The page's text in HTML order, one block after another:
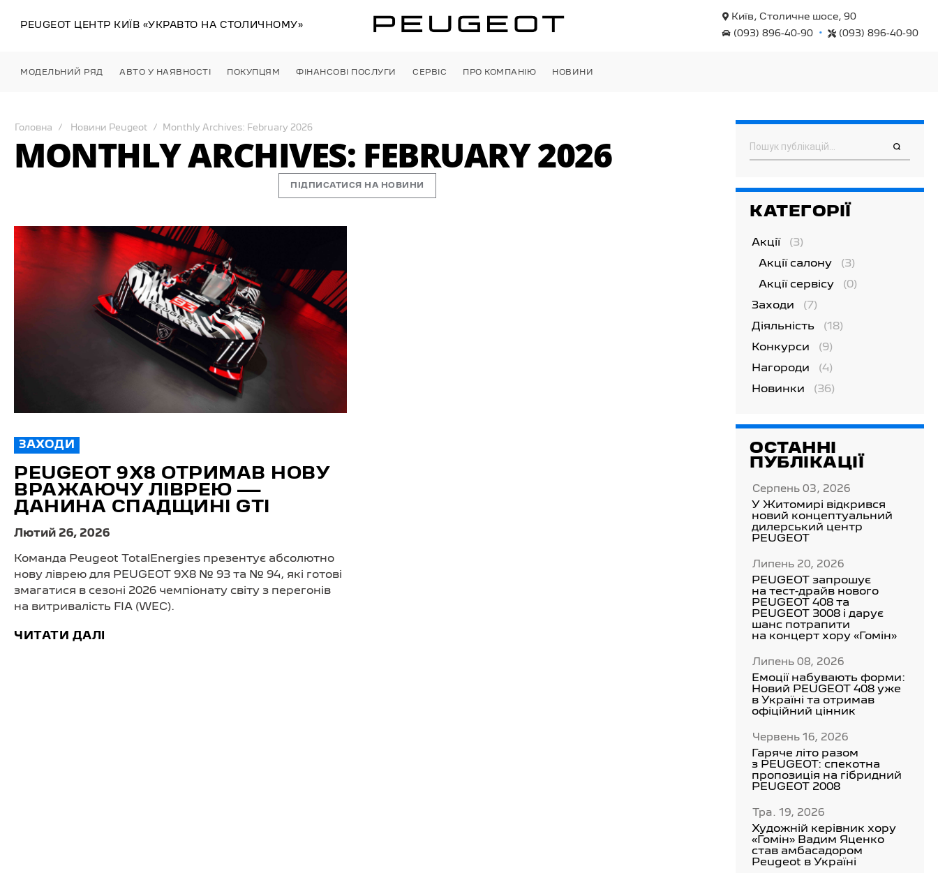
PEUGEOT ЦЕНТР КИЇВ «УКРАВТО НА СТОЛИЧНОМУ»
Київ, Столичне шосе, 90
(093) 896-40-90
• (093) 896-40-90
МОДЕЛЬНИЙ РЯД АВТО У НАЯВНОСТІ ПОКУПЦЯМ ФІНАНСОВІ ПОСЛУГИ СЕРВІС ПРО КОМПАНІЮ НОВИНИ
Головна Новини Peugeot Monthly Archives: February 2026
MONTHLY ARCHIVES: FEBRUARY 2026
ПІДПИСАТИСЯ НА НОВИНИ
ЗАХОДИ
PEUGEOT 9X8 ОТРИМАВ НОВУ
ВРАЖАЮЧУ ЛІВРЕЮ —
ДАНИНА СПАДЩИНІ GTI
Лютий 26, 2026
Команда Peugeot TotalEnergies презентує абсолютно
нову ліврею для PEUGEOT 9X8 № 93 та № 94, які готові
змагатися в сезоні 2026 чемпіонату світу з перегонів
на витривалість FIA (WEC).
ЧИТАТИ ДАЛІ
Пошук
КАТЕГОРІЇ
Акції (3)
Акції салону (3)
Акції сервісу (0)
Заходи (7)
Діяльність (18)
Конкурси (9)
Нагороди (4)
Новинки (36)
ОСТАННІ
ПУБЛІКАЦІЇ
Серпень 03, 2026
У Житомирі відкрився
новий концептуальний
дилерський центр
PEUGEOT
Липень 20, 2026
PEUGEOT запрошує
на тест-драйв нового
PEUGEOT 408 та
PEUGEOT 3008 і дарує
шанс потрапити
на концерт хору «Гомін»
Липень 08, 2026
Емоції набувають форми:
Новий PEUGEOT 408 уже
в Україні та отримав
офіційний цінник
Червень 16, 2026
Гаряче літо разом
з PEUGEOT: спекотна
пропозиція на гібридний
PEUGEOT 2008
Тра. 19, 2026
Художній керівник хору
«Гомін» Вадим Яценко
став амбасадором
Peugeot в Україні